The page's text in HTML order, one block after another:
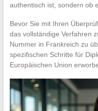
authentisch ist, sondern ob
Bevor Sie mit Ihren
das vollständige Verfahren
Nummer in Frankreich zu
spezifischen Schritte für
Europäischen Union